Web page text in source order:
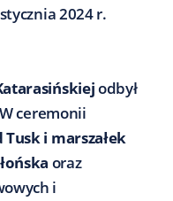
2024 r.
odbył
ceremonii
i marszałek
oraz
i